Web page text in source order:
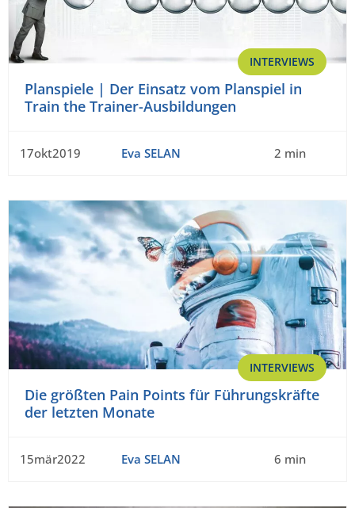
INTERVIEWS
Planspiele | Der Einsatz vom Planspiel in
Train the Trainer-Ausbildungen
17okt2019 Eva SELAN 2 min
INTERVIEWS
Die größten Pain Points für Führungskräfte
der letzten Monate
15mär2022 Eva SELAN 6 min